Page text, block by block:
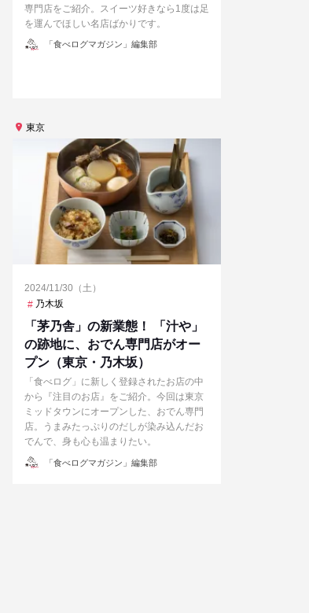
専門店をご紹介。スイーツ好きなら1度は足
を運んでほしい名店ばかりです。
投「食べログマガジン」編集部
南新宿 日本橋
東京
2024/11/30（土）
乃木坂
「茅乃舎」の新業態！ 「汁や」
の跡地に、おでん専門店がオー
プン（東京・乃木坂）
「食べログ」に新しく登録されたお店の中
から『注目のお店』をご紹介。今回は東京
ミッドタウンにオープンした、おでん専門
店。うまみたっぷりのだしが染み込んだお
でんで、身も心も温まりたい。
投「食べログマガジン」編集部